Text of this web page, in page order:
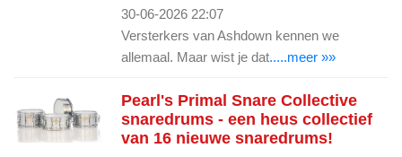
30-06-2026 22:07
Versterkers van Ashdown kennen we
allemaal. Maar wist je dat.....meer »»
Pearl's Primal Snare Collective
snaredrums - een heus collectief
van 16 nieuwe snaredrums!